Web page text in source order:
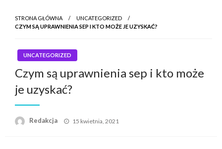
STRONA GŁÓWNA
UNCATEGORIZED
CZYM SĄ UPRAWNIENIA SEP I KTO MOŻE JE UZYSKAĆ?
UNCATEGORIZED
Czym są uprawnienia sep i kto może
je uzyskać?
Redakcja Napisano
15 kwietnia, 2021